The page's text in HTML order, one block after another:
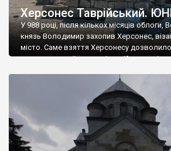
Херсонес Таврійський.
У 988 році, після кількох місяців облоги,
князь Володимир захопив Херсонес,
місто. Саме взяття Херсонесу
диктувати свої умови візантійському
Херсонесі Володимир-язичник, став
А потім було Хрещення Русі. На честь